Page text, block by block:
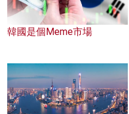
韓國是個Meme市場